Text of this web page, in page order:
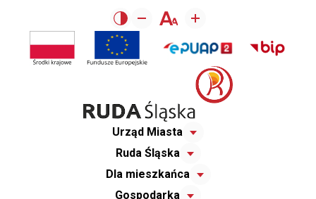
Urząd Miasta
Ruda Śląska
Dla mieszkańca
Gospodarka